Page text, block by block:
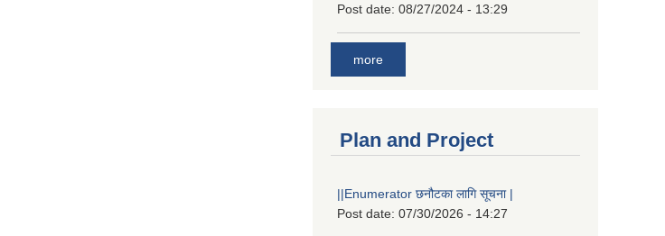
Post date: 08/27/2024 - 13:29
more
Plan and Project
||Enumerator छनौटका लागि सूचना |
Post date: 07/30/2026 - 14:27